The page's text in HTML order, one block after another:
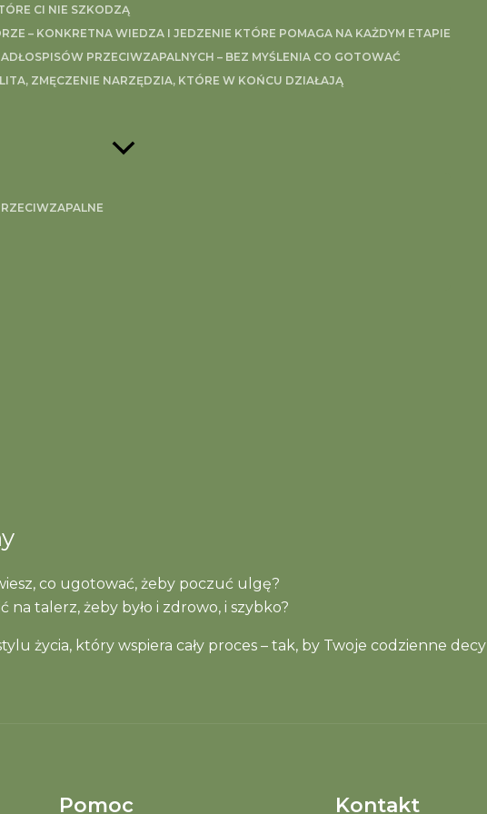
CI NIE SZKODZĄ
– KONKRETNA WIEDZA I JEDZENIE KTÓRE POMAGA NA KAŻDYM ETAPIE
PRZECIWZAPALNYCH – BEZ MYŚLENIA CO GOTOWAĆ
ZMĘCZENIE NARZĘDZIA, KTÓRE W KOŃCU DZIAŁAJĄ
skórki), pokrój w cienkie plasterki, posyp solą i odstaw na 15
zmiażdżony przez praskę czosnek, wrzuć do ogórków, dorzuć
on-line
co ugotować, żeby poczuć ulgę?
talerz, żeby było i zdrowo, i szybko?
życia, który wspiera cały proces – tak, by Twoje codzienne
Pomoc Kontakt